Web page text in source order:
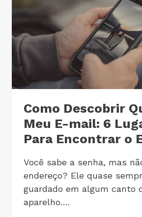
Como Descobrir
Meu E-mail: 6
Para Encontrar o
Você sabe a senha, mas
endereço? Ele quase
guardado em algum canto
aparelho….